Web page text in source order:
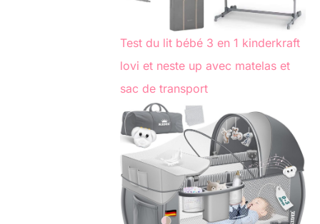
Test du lit bébé 3 en 1 kinderkraft
lovi et neste up avec matelas et
sac de transport